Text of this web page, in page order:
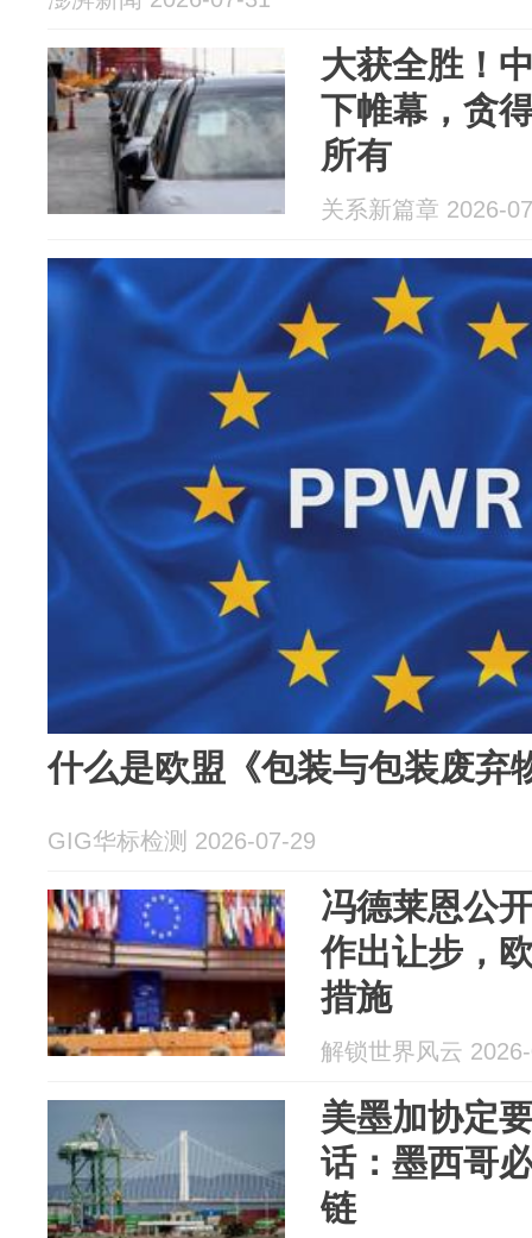
大获全胜！
下帷幕，贪
所有
关系新篇章 2026-
什么是欧盟《包装与包装废弃
GIG华标检测 2026-07-29
冯德莱恩公
作出让步，
措施
解锁世界风云
美墨加协定
话：墨西哥
链